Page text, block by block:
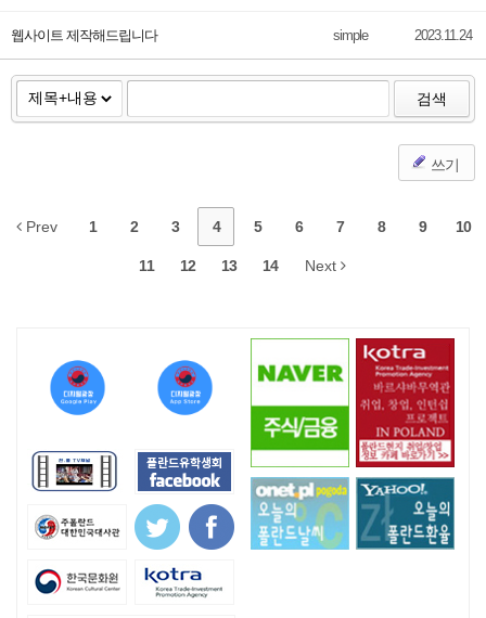
웹사이트 제작해드립니다 simple 2023.11.24
검색
쓰기
Prev 1 2 3 4 5 6 7 8 9 10
11 12 13 14 Next